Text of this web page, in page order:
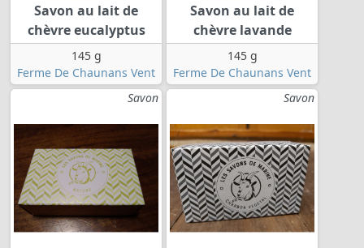
Savon au lait de
chèvre eucalyptus
145 g
Ferme De Chaunans Vent
Savon au lait de
chèvre lavande
145 g
Ferme De Chaunans Vent
Savon
Savon